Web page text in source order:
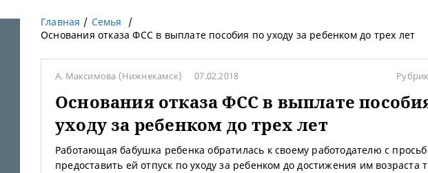
Главная
Семья
Основания отказа ФСС в выплате пособия по уходу за ребенком до трех лет
А. Максимова (Нижнекамск) 07.02.2018
Основания отказа ФСС в выплате
уходу за ребенком до трех лет
Работающая бабушка ребенка обратилась к своему работодателю с
предоставить ей отпуск по уходу за ребенком до достижения им возраста